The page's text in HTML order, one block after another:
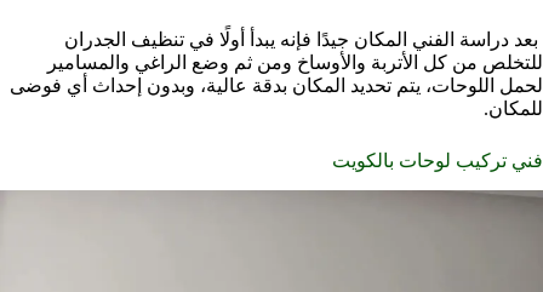
بعد دراسة الفني المكان جيدًا فإنه يبدأ أولًا في تنظيف الجدران
للتخلص من كل الأتربة والأوساخ ومن ثم وضع الراغي والمسامير
لحمل اللوحات، يتم تحديد المكان بدقة عالية، وبدون إحداث أي فوضى
للمكان.
فني تركيب لوحات بالكويت